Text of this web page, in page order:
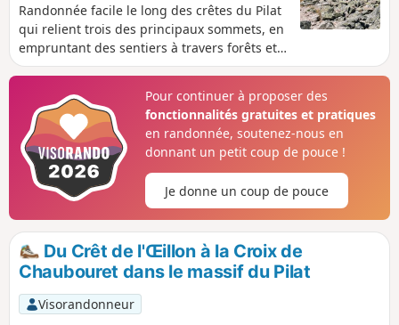
Randonnée facile le long des crêtes du Pilat
qui relient trois des principaux sommets, en
empruntant des sentiers à travers forêts et
landes. Tout le long du chemin on découvre
Massif Central et la vallée du Rhône.Pour continuer à proposer des
fonctionnalités gratuites et pratiques
en randonnée, soutenez-nous en
donnant un petit coup de pouce !
Je donne un coup de pouce
Du Crêt de l'Œillon à la Croix de
Chaubouret dans le massif du Pilat
Visorandonneur